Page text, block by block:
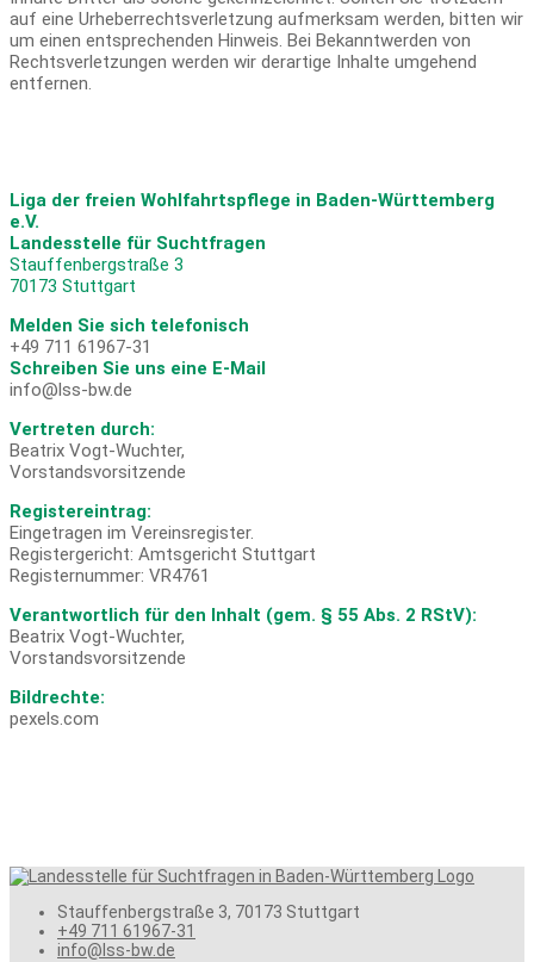
auf eine Urheberrechtsverletzung aufmerksam werden, bitten wir
um einen entsprechenden Hinweis. Bei Bekanntwerden von
Rechtsverletzungen werden wir derartige Inhalte umgehend
entfernen.
Liga der freien Wohlfahrtspflege in Baden-Württemberg
e.V.
Landesstelle für Suchtfragen
Stauffenbergstraße 3
70173 Stuttgart
Melden Sie sich telefonisch
+49 711 61967-31
Schreiben Sie uns eine E-Mail
info@lss-bw.de
Vertreten durch:
Beatrix Vogt-Wuchter,
Vorstandsvorsitzende
Registereintrag:
Eingetragen im Vereinsregister.
Registergericht: Amtsgericht Stuttgart
Registernummer: VR4761
Verantwortlich für den Inhalt (gem. § 55 Abs. 2 RStV):
Beatrix Vogt-Wuchter,
Vorstandsvorsitzende
Bildrechte:
pexels.com
Stauffenbergstraße 3, 70173 Stuttgart
+49 711 61967-31
info@lss-bw.de